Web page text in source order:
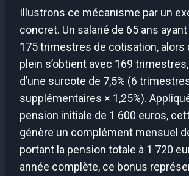
Illustrons ce mécanisme par un
concret. Un salarié de 65 ans
175 trimestres de cotisation, alors
plein s’obtient avec 169
d’une surcote de 7,5% (6
supplémentaires × 1,25%).
pension initiale de 1 600 euros,
génère un complément mensuel
portant la pension totale à 1 720
année complète, ce bonus